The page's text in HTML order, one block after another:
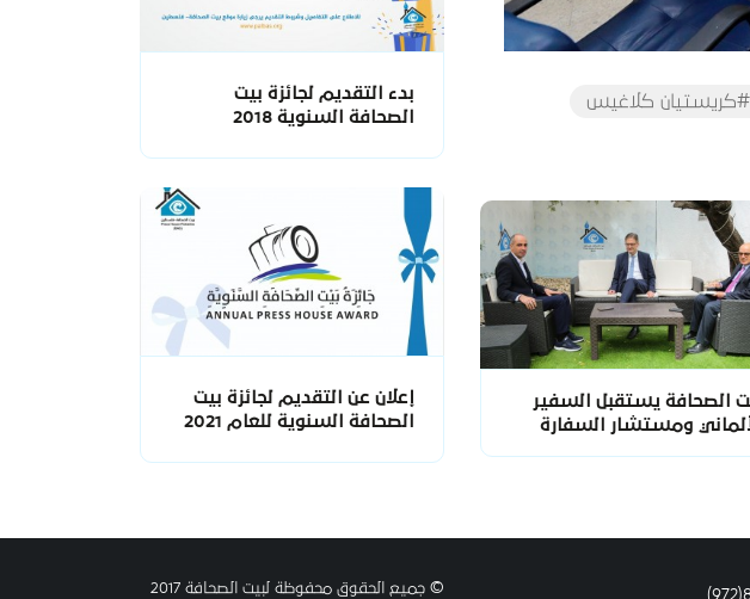
#كريستيان كلاغيس
الصحافة يستقبل السفير
ومستشار السفارة
بدء التقديم لجائزة بيت
الصحافة السنوية 2018
إعلان عن التقديم لجائزة بيت
الصحافة السنوية للعام 2021
© جميع الحقوق محفوظة لبيت الصحافة 2017